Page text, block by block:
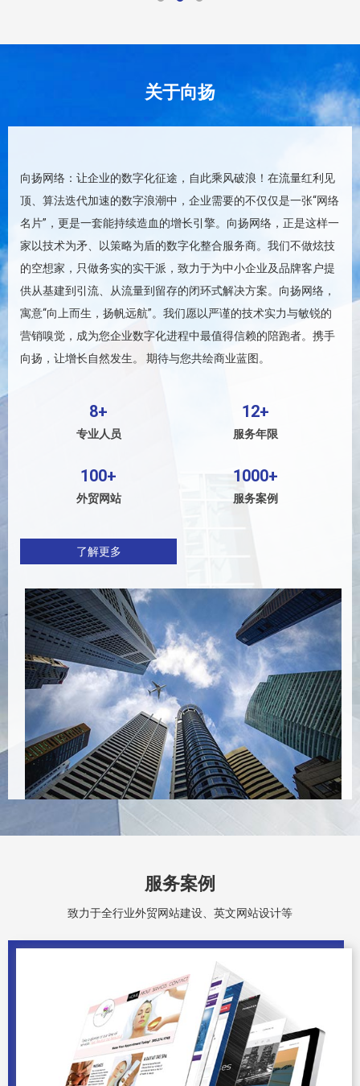
关于向扬
向扬网络：让企业的数字化征途，自此乘风破浪！在流量红利见
顶、算法迭代加速的数字浪潮中，企业需要的不仅仅是一张“网络
名片”，更是一套能持续造血的增长引擎。向扬网络，正是这样一
家以技术为矛、以策略为盾的数字化整合服务商。我们不做炫技
的空想家，只做务实的实干派，致力于为中小企业及品牌客户提
供从基建到引流、从流量到留存的闭环式解决方案。向扬网络，
寓意“向上而生，扬帆远航”。我们愿以严谨的技术实力与敏锐的
营销嗅觉，成为您企业数字化进程中最值得信赖的陪跑者。携手
向扬，让增长自然发生。 期待与您共绘商业蓝图。
8+
专业人员
12+
服务年限
100+
外贸网站
1000+
服务案例
了解更多
服务案例
致力于全行业外贸网站建设、英文网站设计等